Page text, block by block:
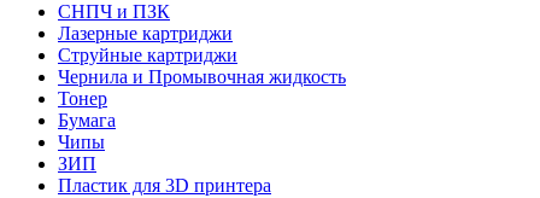
СНПЧ и ПЗК
Лазерные картриджи
Струйные картриджи
Чернила и Промывочная жидкость
Тонер
Бумага
Чипы
ЗИП
Пластик для 3D принтера